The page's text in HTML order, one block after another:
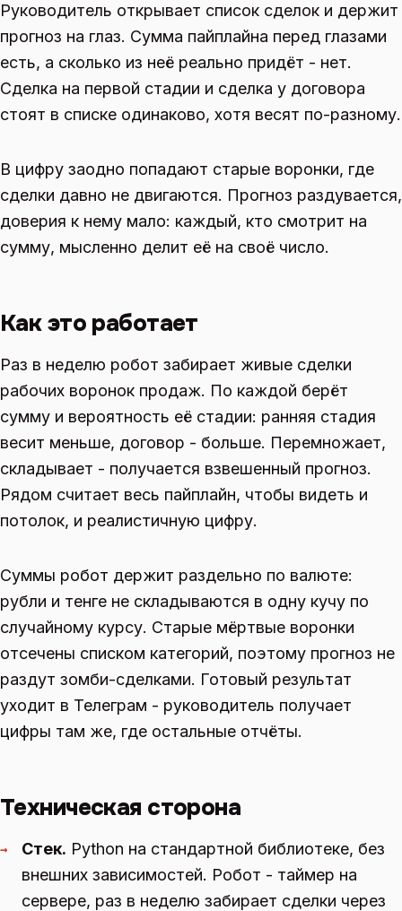
Руководитель открывает список сделок и держит
прогноз на глаз. Сумма пайплайна перед глазами
есть, а сколько из неё реально придёт - нет.
Сделка на первой стадии и сделка у договора
стоят в списке одинаково, хотя весят по-разному.
В цифру заодно попадают старые воронки, где
сделки давно не двигаются. Прогноз раздувается,
доверия к нему мало: каждый, кто смотрит на
сумму, мысленно делит её на своё число.
Как это работает
Раз в неделю робот забирает живые сделки
рабочих воронок продаж. По каждой берёт
сумму и вероятность её стадии: ранняя стадия
весит меньше, договор - больше. Перемножает,
складывает - получается взвешенный прогноз.
Рядом считает весь пайплайн, чтобы видеть и
потолок, и реалистичную цифру.
Суммы робот держит раздельно по валюте:
рубли и тенге не складываются в одну кучу по
случайному курсу. Старые мёртвые воронки
отсечены списком категорий, поэтому прогноз не
раздут зомби-сделками. Готовый результат
уходит в Телеграм - руководитель получает
цифры там же, где остальные отчёты.
Техническая сторона
→ Стек. Python на стандартной библиотеке, без
внешних зависимостей. Робот - таймер на
сервере, раз в неделю забирает сделки через